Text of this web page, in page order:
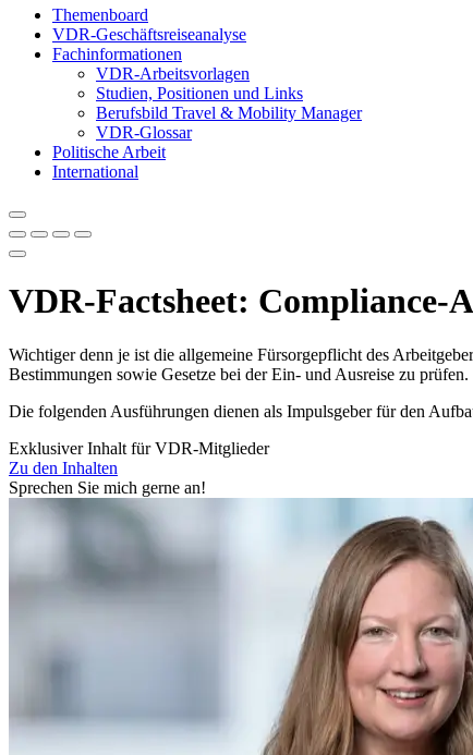
Themenboard
VDR-Geschäftsreiseanalyse
Fachinformationen
VDR-Arbeitsvorlagen
Studien, Positionen und Links
Berufsbild Travel & Mobility Manager
VDR-Glossar
Politische Arbeit
International
VDR-Factsheet: Compliance-
Wichtiger denn je ist die allgemeine Fürsorgepflicht des
Bestimmungen sowie Gesetze bei der Ein- und Ausreise zu prüfen.
Die folgenden Ausführungen dienen als Impulsgeber für den
Exklusiver Inhalt für VDR-Mitglieder
Zu den Inhalten
Sprechen Sie mich gerne an!